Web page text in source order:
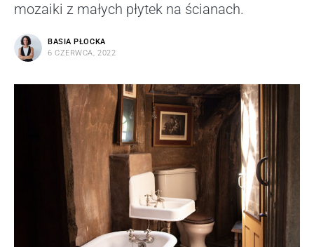
mozaiki z małych płytek na ścianach.
BASIA PŁOCKA
6 CZERWCA, 2022